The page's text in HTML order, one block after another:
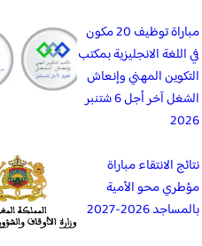
مباراة توظيف 20 مكون
في اللغة الانجليزية بمكتب
التكوين المهني وإنعاش
الشغل آخر أجل 6 شتنبر
2026
نتائج الانتقاء مباراة
مؤطري محو الأمية
بالمساجد 2026-2027